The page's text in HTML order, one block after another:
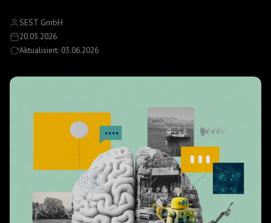
SEST GmbH
20.05.2026
Aktualisiert: 03.06.2026